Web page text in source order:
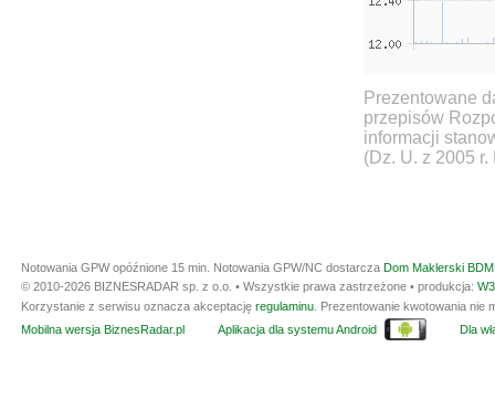
Prezentowane
przepisów
informacji
(Dz. U. z 2005
Notowania GPW opóźnione 15 min. Notowania GPW/NC dostarcza Dom Maklerski
© 2010-2026 BIZNESRADAR sp. z o.o. • Wszystkie prawa zastrzeżone • produkcja:
Korzystanie z serwisu oznacza akceptację regulaminu . Prezentowanie kwotowania
Mobilna wersja BiznesRadar.pl
Aplikacja dla systemu Android Dla